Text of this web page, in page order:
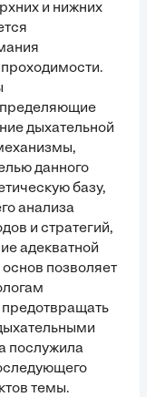
и нижних
дыхательной
данного
базу,
анализа
и стратегий,
адекватной
позволяет
послужила
темы.